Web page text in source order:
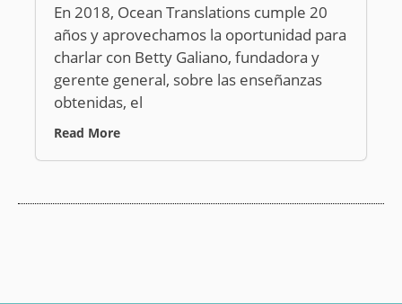
En 2018, Ocean Translations cumple 20
años y aprovechamos la oportunidad para
charlar con Betty Galiano, fundadora y
gerente general, sobre las enseñanzas
obtenidas, el
Read More